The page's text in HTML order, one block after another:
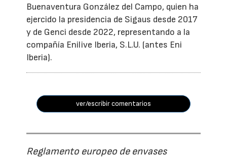
Buenaventura González del Campo, quien ha
ejercido la presidencia de Sigaus desde 2017
y de Genci desde 2022, representando a la
compañía Enilive Iberia, S.L.U. (antes Eni
Iberia).
ver/escribir comentarios
Reglamento europeo de envases